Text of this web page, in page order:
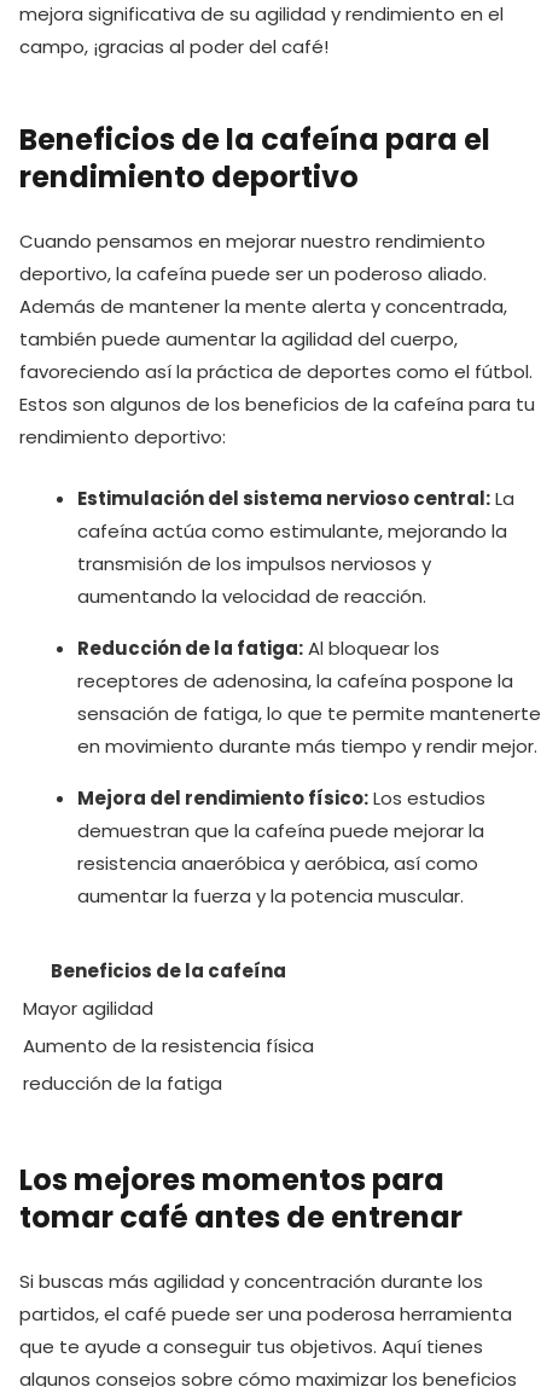
mejora significativa de su agilidad y rendimiento en el
campo, ¡gracias al poder del‍ café!
Beneficios de la cafeína para el
rendimiento deportivo
Cuando pensamos en mejorar nuestro rendimiento
deportivo, la cafeína puede ser un poderoso aliado.
Además de mantener la mente alerta y concentrada,
también puede aumentar la agilidad del cuerpo,
favoreciendo así la práctica de deportes como el fútbol.
Estos son algunos de los beneficios de la cafeína para tu
rendimiento deportivo:
Estimulación del sistema nervioso central:La
cafeína actúa como estimulante, mejorando la
transmisión de los impulsos nerviosos y
aumentando la velocidad de reacción.
Reducción de la fatiga:Al bloquear los
receptores de ‍adenosina, la cafeína pospone ‍la
sensación de fatiga, lo que te permite ‍mantenerte
en movimiento durante más tiempo y rendir mejor.
Mejora del rendimiento físico:Los estudios
demuestran que la cafeína puede mejorar la
resistencia anaeróbica y aeróbica, así como
aumentar la fuerza y la potencia muscular.
Beneficios de la cafeína
Mayor agilidad
Aumento de la resistencia física
reducción de la fatiga
Los mejores momentos para
tomar café antes de entrenar
Si buscas más agilidad y concentración durante los
partidos,‍ el café puede ser una poderosa herramienta
que te ayude a conseguir tus objetivos. Aquí tienes
algunos consejos sobre cómo maximizar los beneficios